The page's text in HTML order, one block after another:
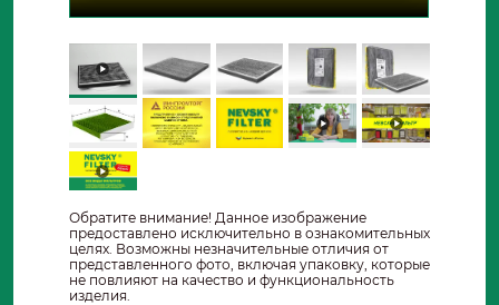
Обратите внимание! Данное изображение
предоставлено исключительно в ознакомительных
целях. Возможны незначительные отличия от
представленного фото, включая упаковку, которые
не повлияют на качество и функциональность
изделия.